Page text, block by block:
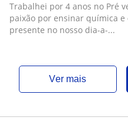
Trabalhei por 4 anos no Pré
paixão por ensinar química
presente no nosso dia-a-...
ver mais